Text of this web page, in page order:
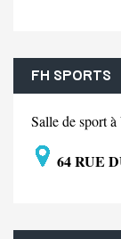
FH SPORTS
Salle de sport
64 RUE